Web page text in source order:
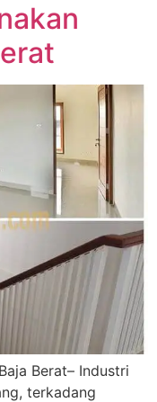
Berat– Industri
terkadang